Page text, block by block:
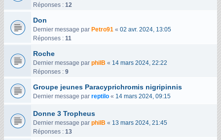
Réponses : 12
Don
Dernier message par Petro91 « 02 avr. 2024, 13:05
Réponses : 11
Roche
Dernier message par philB « 14 mars 2024, 22:22
Réponses : 9
Groupe jeunes Paracyprichromis nigripinnis
Dernier message par reptilo « 14 mars 2024, 09:15
Donne 3 Tropheus
Dernier message par philB « 13 mars 2024, 21:45
Réponses : 13